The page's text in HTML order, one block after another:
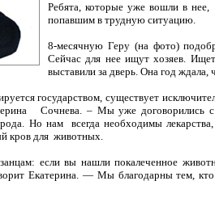
Ребята, которые уже вошли в нее,
попавшим в трудную ситуацию.
8-месячную Геру (на фото)
Сейчас для нее ищут хозяев.
выставили за дверь. Она год
государством, существует
Сочнева. – Мы уже договорились с
Но нам всегда необходимы
кров для животных.
если вы нашли покалеченное
Екатерина. — Мы благодарны тем,